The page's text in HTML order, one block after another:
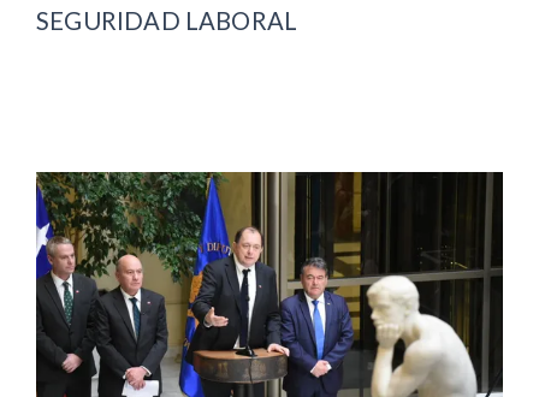
SEGURIDAD LABORAL